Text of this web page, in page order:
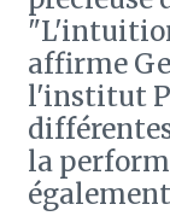
affirme
l'institut
la